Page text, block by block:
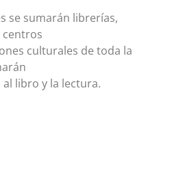
se sumarán librerías,
centros
culturales de toda la
libro y la lectura.